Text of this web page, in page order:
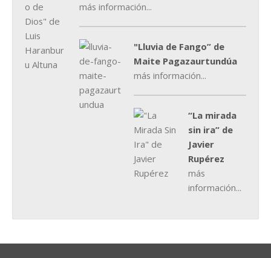
más información...
"Lluvia de Fango” de
Maite Pagazaurtundúa
más información...
“La mirada
sin ira” de
Javier
Rupérez
más
información...